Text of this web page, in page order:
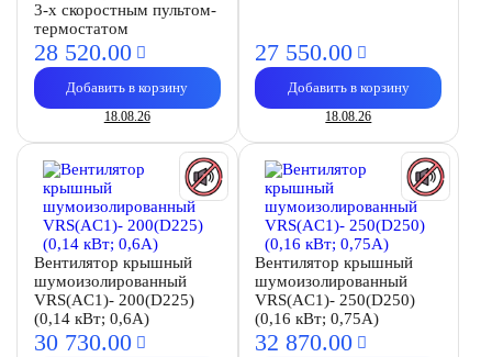
3-х скоростным пультом-
термостатом
28 520.00
Добавить в корзину
18.08.26
27 550.00
Добавить в корзину
18.08.26
Вентилятор крышный
шумоизолированный
VRS(AC1)- 200(D225)
(0,14 кВт; 0,6А)
30 730.00
Вентилятор крышный
шумоизолированный
VRS(AC1)- 250(D250)
(0,16 кВт; 0,75А)
32 870.00